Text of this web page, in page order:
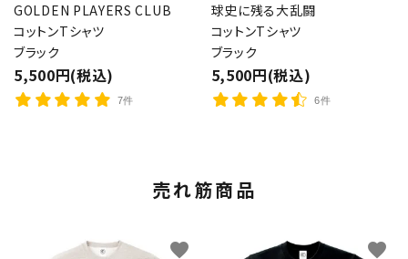
GOLDEN PLAYERS CLUB
コットンTシャツ
ブラック
5,500円(税込)
7件
球史に残る大乱闘
コットンTシャツ
ブラック
5,500円(税込)
6件
売れ筋商品
favorite favorite